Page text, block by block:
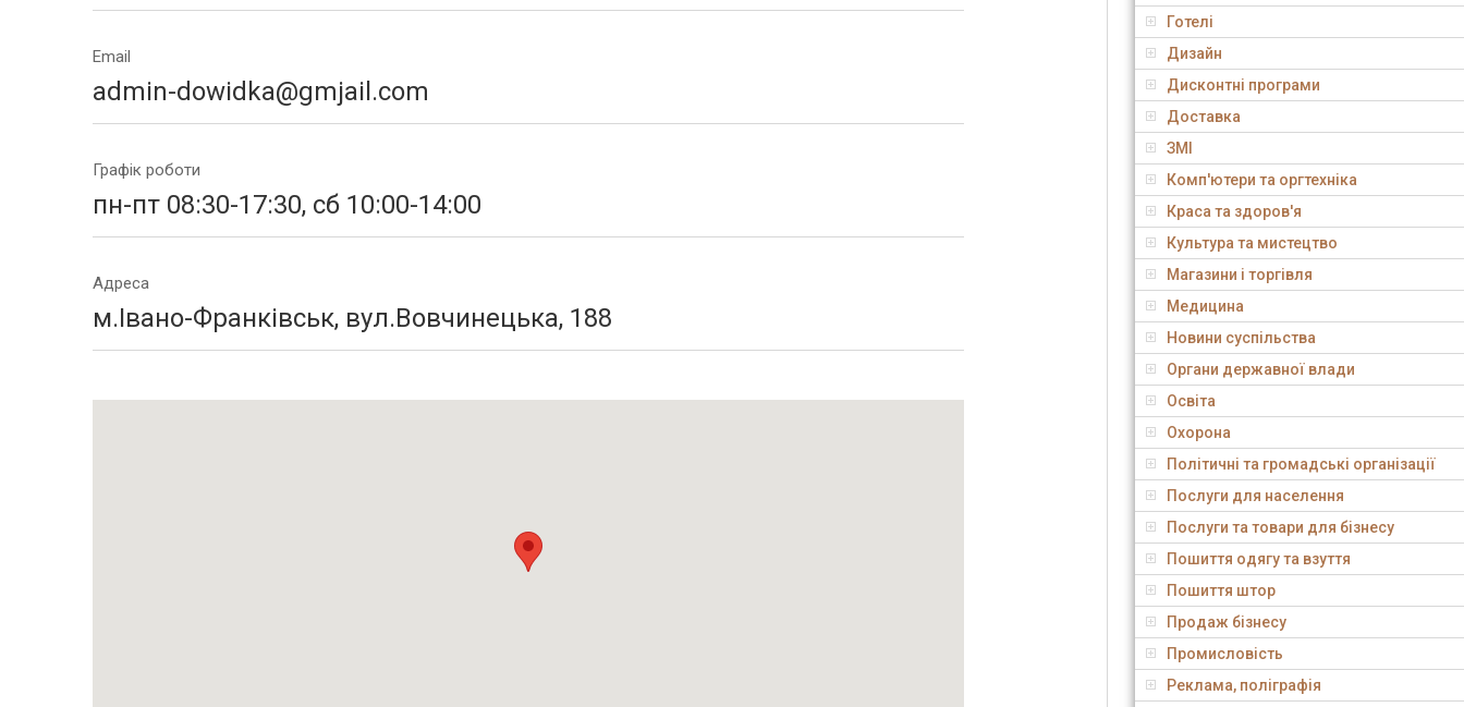
Email
admin-dowidka@gmjail.com
Графік роботи
пн-пт 08:30-17:30, сб 10:00-14:00
Адреса
м.Івано-Франківськ, вул.Вовчинецька, 188
Готелі
Дизайн
Дисконтні програми
Доставка
ЗМІ
Комп'ютери та оргтехніка
Краса та здоров'я
Культура та мистецтво
Магазини і торгівля
Медицина
Новини суспільства
Органи державної влади
Освіта
Охорона
Політичні та громадські організації
Послуги для населення
Послуги та товари для бізнесу
Пошиття одягу та взуття
Пошиття штор
Продаж бізнесу
Промисловість
Реклама, поліграфія